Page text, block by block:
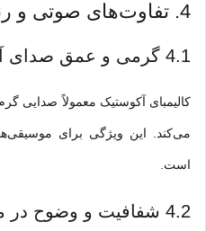
4. تفاوت‌های صوتی و رنگ صدا
4.1 گرمی و عمق صدای آکوستیک
کالیمبای آکوستیک معمولاً صدایی
می‌کند. این ویژگی برای
است.
4.2 شفافیت و وضوح در مدل فلت